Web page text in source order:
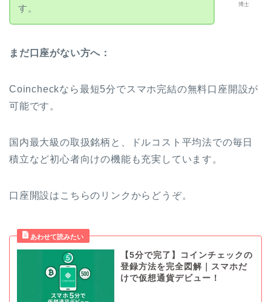
博士
す。
まだ口座がない方へ：
Coincheckなら最短5分でスマホ完結の無料口座開設が
可能です。
国内最大級の取扱銘柄と、ドルコスト平均法での毎日
積立など初心者向けの機能も充実しています。
口座開設はこちらのリンクからどうぞ。
【5分で完了】コインチェックの
登録方法を完全図解｜スマホだ
けで仮想通貨デビュー！